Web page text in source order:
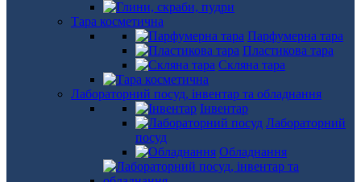
Тара косметична
Парфумерна тара
Пластикова тара
Скляна тара
Лабораторний посуд, інвентар та обладнання
Інвентар
Лабораторний
посуд
Обладнання